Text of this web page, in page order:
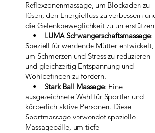
Reflexzonenmassage, um Blockaden zu
lösen, den Energiefluss zu verbessern und
die Gelenkbeweglichkeit zu unterstützen.
• LUMA Schwangerschaftsmassage:
Speziell für werdende Mütter entwickelt,
um Schmerzen und Stress zu reduzieren
und gleichzeitig Entspannung und
Wohlbefinden zu fördern.
• Stark Ball Massage: Eine
ausgezeichnete Wahl für Sportler und
körperlich aktive Personen. Diese
Sportmassage verwendet spezielle
Massagebälle, um tiefe